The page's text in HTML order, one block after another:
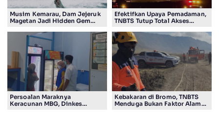
Musim Kemarau, Dam Jejeruk
Magetan Jadi Hidden Gem
Efektifkan Upaya Pemadaman,
TNBTS Tutup Total Akses
Bromo
Persoalan Maraknya
Keracunan MBG, Dinkes
Kebakaran di Bromo, TNBTS
Menduga Bukan Faktor Alam